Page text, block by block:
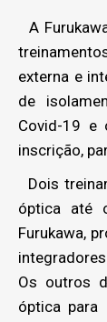
A
externa e
de
Covid-19 e
inscrição,
Dois
óptica até
Furukawa,
Os outros
óptica para